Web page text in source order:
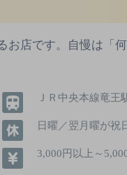
お店です。自慢は「
ＪＲ中央本線竜王
日曜／翌月曜が祝
3,000円以上～